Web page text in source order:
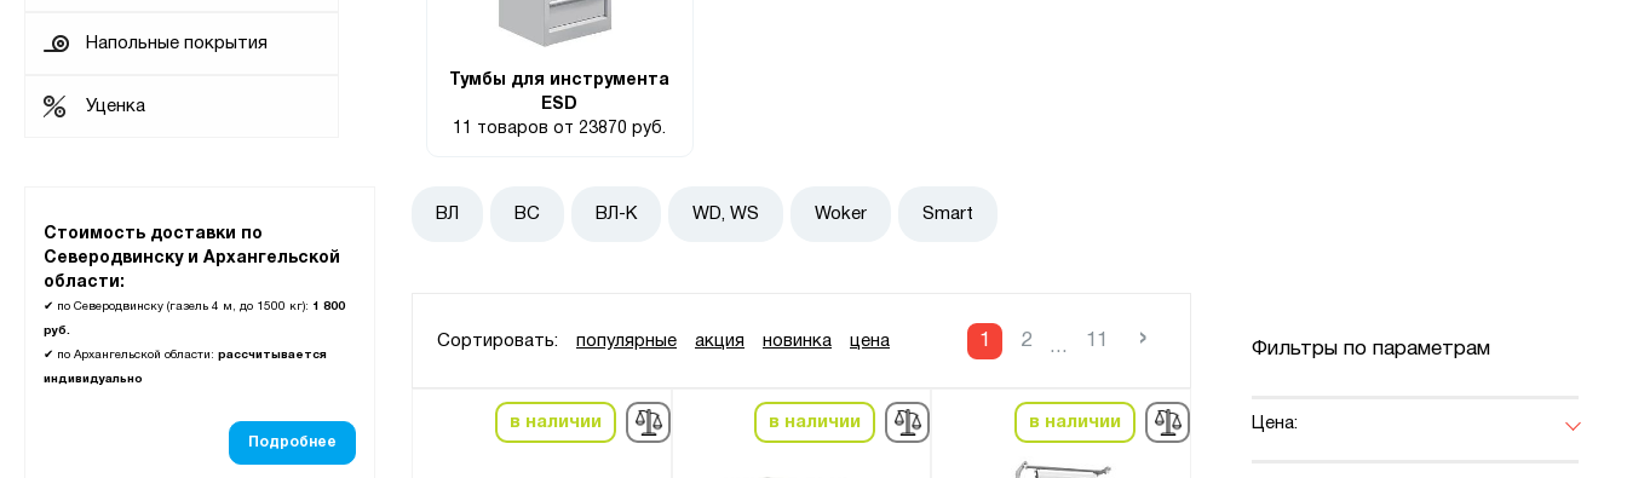
Напольные покрытия
Уценка
Стоимость доставки по
Северодвинску и Архангельской
области:
✔ по Северодвинску (газель 4 м, до 1500 кг): 1 800
руб.
✔ по Архангельской области: рассчитывается
индивидуально
Подробнее
Тумбы для инструмента
ESD
11 товаровот 23870 руб.
ВЛ ВС ВЛ-К WD, WS Woker Smart
Сортировать: популярные акция новинка цена 1 2 ... 11 ›
в наличии в наличии в наличии
Фильтры по параметрам
Цена: